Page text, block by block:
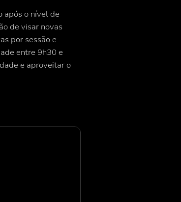
após o nível de
de visar novas
por sessão e
entre 9h30 e
e aproveitar o